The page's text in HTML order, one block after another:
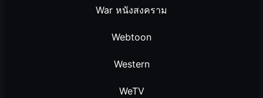
War หนังสงคราม
Webtoon
Western
WeTV